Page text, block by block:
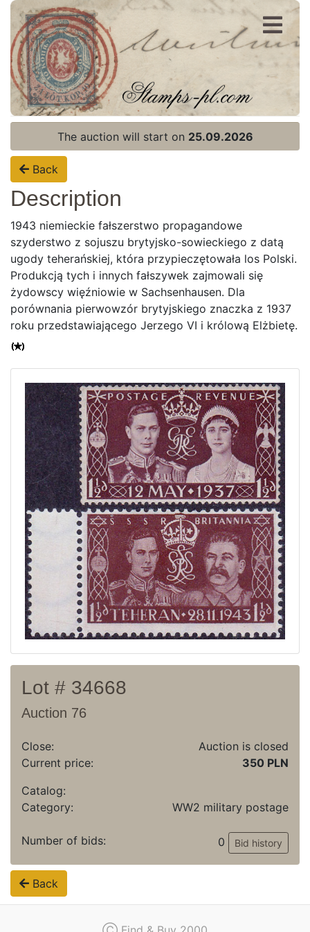
Register
Login
Home page
Current auction
Recent result
Archive
Regulation
Contact
The auction will start on 25.09.2026
Back
Description
1943 niemieckie fałszerstwo propagandowe
szyderstwo z sojuszu brytyjsko-sowieckiego z datą
ugody teherańskiej, która przypieczętowała los Polski.
Produkcją tych i innych fałszywek zajmowali się
żydowscy więźniowie w Sachsenhausen. Dla
porównania pierwowzór brytyjskiego znaczka z 1937
roku przedstawiającego Jerzego VI i królową Elżbietę.
Lot # 34668
Auction 76
Close:
Auction is closed
Current price:
350 PLN
Catalog:
Category:
WW2 military postage
Number of bids: 0 Bid history
Back